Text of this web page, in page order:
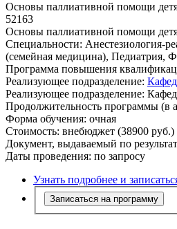
Основы паллиативной помощи
52163
Основы паллиативной помощи
Специальности: Анестезиология-
(семейная медицина), Педиатрия,
Программа повышения
Реализующее подразделение:
Реализующее подразделение:
Продолжительность программы (в
Форма обучения: очная
Стоимость: внебюджет (38900 руб.)
Документ, выдаваемый по
Даты проведения: по запросу
Узнать подробнее и
Записаться на программу